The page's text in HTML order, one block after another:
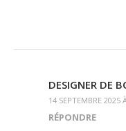
DESIGNER DE
14 SEPTEMBRE 2025
RÉPONDRE